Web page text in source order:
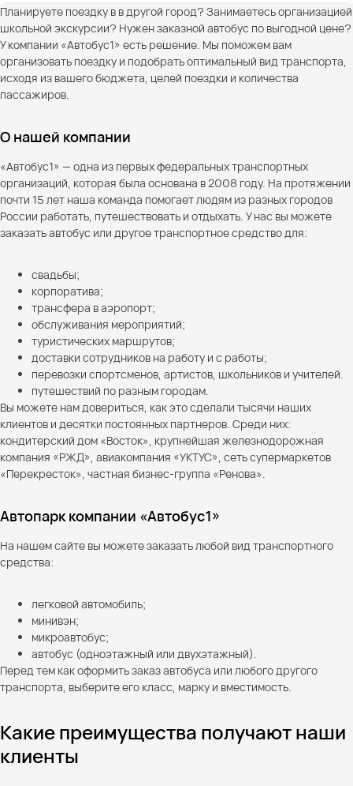
Планируете поездку в в другой город? Занимаетесь организацией
школьной экскурсии? Нужен заказной автобус по выгодной цене?
У компании «Автобус1» есть решение. Мы поможем вам
организовать поездку и подобрать оптимальный вид транспорта,
исходя из вашего бюджета, целей поездки и количества
пассажиров.
О нашей компании
«Автобус1» — одна из первых федеральных транспортных
организаций, которая была основана в 2008 году. На протяжении
почти 15 лет наша команда помогает людям из разных городов
России работать, путешествовать и отдыхать. У нас вы можете
заказать автобус или другое транспортное средство для:
свадьбы;
корпоратива;
трансфера в аэропорт;
обслуживания мероприятий;
туристических маршрутов;
доставки сотрудников на работу и с работы;
перевозки спортсменов, артистов, школьников и учителей.
путешествий по разным городам.
Вы можете нам довериться, как это сделали тысячи наших
клиентов и десятки постоянных партнеров. Среди них:
кондитерский дом «Восток», крупнейшая железнодорожная
компания «РЖД», авиакомпания «УКТУС», сеть супермаркетов
«Перекресток», частная бизнес-группа «Ренова».
Автопарк компании «Автобус1»
На нашем сайте вы можете заказать любой вид транспортного
средства:
легковой автомобиль;
минивэн;
микроавтобус;
автобус (одноэтажный или двухэтажный).
Перед тем как оформить заказ автобуса или любого другого
транспорта, выберите его класс, марку и вместимость.
Какие преимущества получают наши
клиенты